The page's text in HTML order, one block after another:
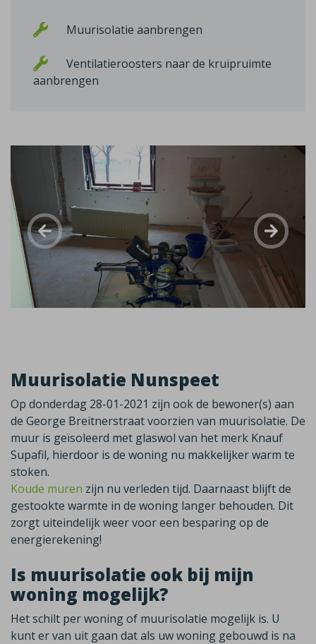
Muurisolatie aanbrengen
Ventilatieroosters naar de kruipruimte
aanbrengen
Muurisolatie Nunspeet
Op donderdag 28-01-2021 zijn ook de bewoner(s) aan
de George Breitnerstraat voorzien van muurisolatie. De
muur is geïsoleerd met glaswol van het merk Knauf
Supafil, hierdoor is de woning nu makkelijker warm te
stoken.
Koude muren zijn nu verleden tijd. Daarnaast blijft de
gestookte warmte in de woning langer behouden. Dit
zorgt uiteindelijk weer voor een besparing op de
energierekening!
Is muurisolatie ook bij mijn
woning mogelijk?
Het schilt per woning of muurisolatie mogelijk is. U
kunt er van uit gaan dat als uw woning gebouwd is na